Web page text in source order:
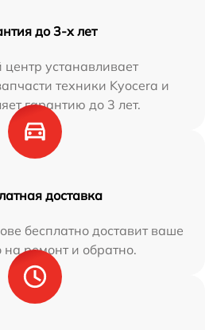
до 3-х лет
устанавливает
техники Kyocera и
гарантию до 3 лет.
доставка
бесплатно доставит ваше
на ремонт и обратно.